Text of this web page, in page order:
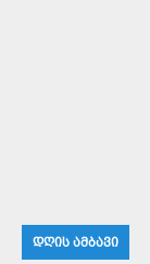
ᲓᲦᲘᲡ ᲐᲛᲑᲐᲕᲘ